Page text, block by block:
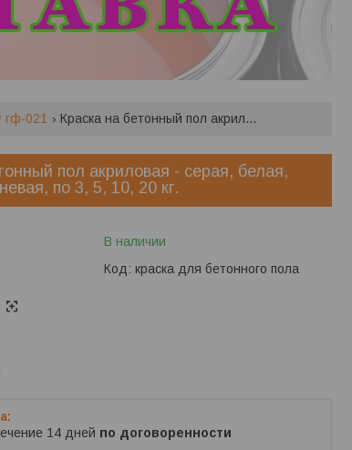
гф-021 Краска на бетонный пол акриловая - серая, белая, красно-коричневая, по 3, 5, 10, 20 кг.
пол акриловая - серая, белая,
по 3, 5, 10, 20 кг.
В наличии
Код: краска для бетонного пола
14 дней по договоренности